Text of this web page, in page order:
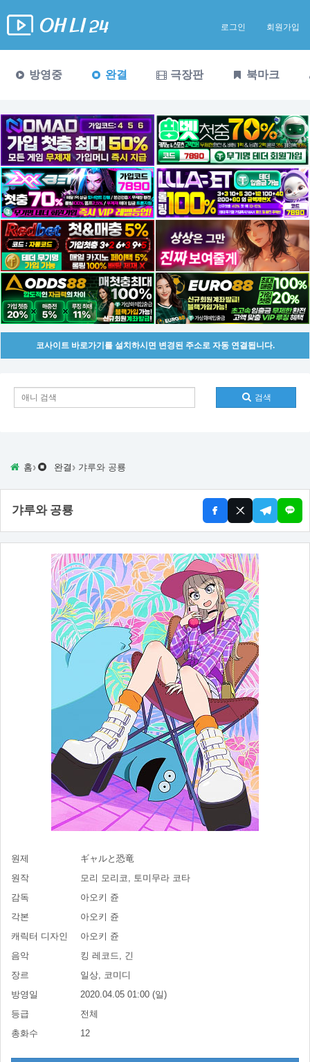
로그인 회원가입
방영중 완결 극장판 북마크
코사이트 바로가기를 설치하시면 변경된 주소로 자동 연결됩니다.
검색
홈› 완결 › 갸루와 공룡
갸루와 공룡
원제
ギャルと恐竜
원작
모리 모리코, 토미무라 코타
감독
아오키 쥰
각본
아오키 쥰
캐릭터 디자인
아오키 쥰
음악
킹 레코드, 긴
장르
일상, 코미디
방영일
2020.04.05 01:00 (일)
등급
전체
총화수
12